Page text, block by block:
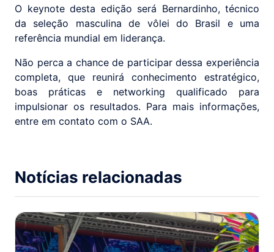
O keynote desta edição será Bernardinho, técnico
da seleção masculina de vôlei do Brasil e uma
referência mundial em liderança.
Não perca a chance de participar dessa experiência
completa, que reunirá conhecimento estratégico,
boas práticas e networking qualificado para
impulsionar os resultados. Para mais informações,
entre em contato com o SAA.
Notícias relacionadas